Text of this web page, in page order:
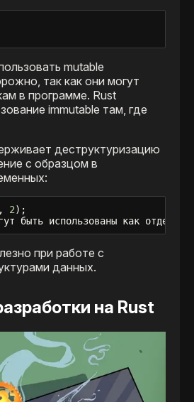
mutable
так как они могут
в программе. Rust
immutable там, где
деструктуризацию
с образцом в
, 2
быть использованы как
при работе с
данных.
на Rust